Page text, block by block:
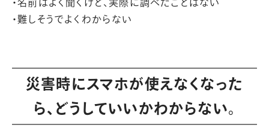
・名前はよく聞くけど、実際に調べたことはない
・難しそうでよくわからない
災害時にスマホが使えなくなった
ら、どうしていいかわからない。